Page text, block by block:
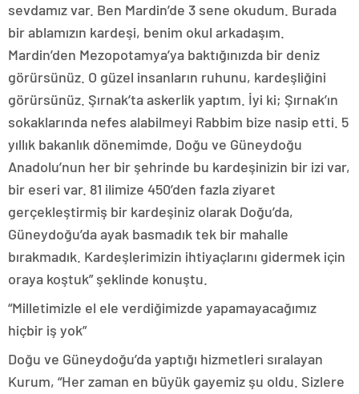
sevdamız var. Ben Mardin’de 3 sene okudum. Burada
bir ablamızın kardeşi, benim okul arkadaşım.
Mardin’den Mezopotamya’ya baktığınızda bir deniz
görürsünüz. O güzel insanların ruhunu, kardeşliğini
görürsünüz. Şırnak’ta askerlik yaptım. İyi ki; Şırnak’ın
sokaklarında nefes alabilmeyi Rabbim bize nasip etti. 5
yıllık bakanlık dönemimde, Doğu ve Güneydoğu
Anadolu’nun her bir şehrinde bu kardeşinizin bir izi var,
bir eseri var. 81 ilimize 450’den fazla ziyaret
gerçekleştirmiş bir kardeşiniz olarak Doğu’da,
Güneydoğu’da ayak basmadık tek bir mahalle
bırakmadık. Kardeşlerimizin ihtiyaçlarını gidermek için
oraya koştuk” şeklinde konuştu.
“Milletimizle el ele verdiğimizde yapamayacağımız
hiçbir iş yok”
Doğu ve Güneydoğu’da yaptığı hizmetleri sıralayan
Kurum, “Her zaman en büyük gayemiz şu oldu. Sizlere